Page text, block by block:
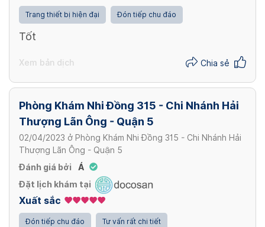
Trang thiết bị hiện đại Đón tiếp chu đáo
Tốt
Xem bản dịch Chia sẻ
Phòng Khám Nhi Đồng 315 - Chi Nhánh Hải
Thượng Lãn Ông - Quận 5
02/04/2023 ở Phòng Khám Nhi Đồng 315 - Chi Nhánh Hải
Thượng Lãn Ông - Quận 5
Đánh giá bởi
Á
Đặt lịch khám tại
Xuất sắc
Đón tiếp chu đáo Tư vấn rất chi tiết